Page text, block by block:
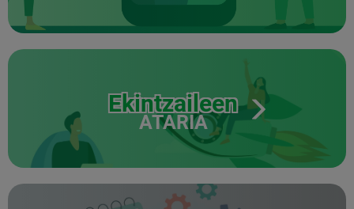
Ekintzaileen
ATARIA